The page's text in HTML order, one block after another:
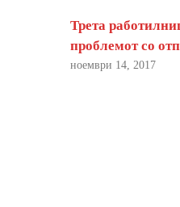
Трета
проблемот со
ноември 14, 2017